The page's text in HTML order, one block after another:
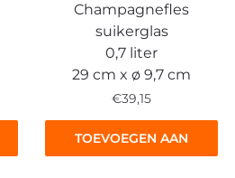
Champagnefles
suikerglas
0,7 liter
29 cm x ø 9,7 cm
€39,15
TOEVOEGEN AAN